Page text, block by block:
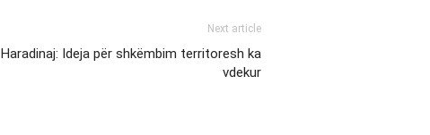
Next article
Haradinaj: Ideja për shkëmbim territoresh ka
vdekur